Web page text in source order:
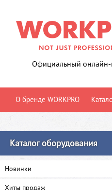
Официальный онлайн-
О бренде WORKPRO
Каталог оборудования
Новинки
Хиты продаж